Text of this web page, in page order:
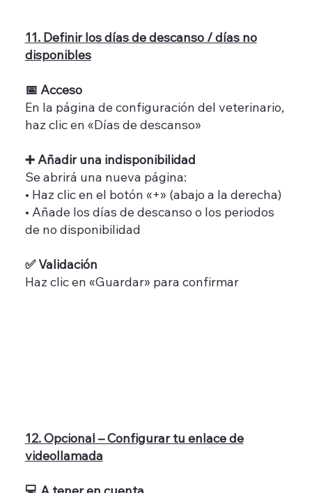
11. Definir los días de descanso / días no
disponibles
📅 Acceso
En la página de configuración del veterinario,
haz clic en «Días de descanso»
➕ Añadir una indisponibilidad
Se abrirá una nueva página:
• Haz clic en el botón «+» (abajo a la derecha)
• Añade los días de descanso o los periodos
de no disponibilidad
✅ Validación
Haz clic en «Guardar» para confirmar
12. Opcional – Configurar tu enlace de
videollamada